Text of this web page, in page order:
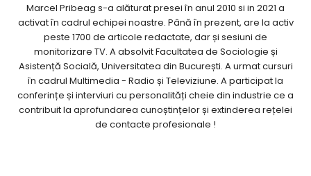
Marcel Pribeag s-a alăturat presei în anul 2010 si in 2021 a
activat în cadrul echipei noastre. Până în prezent, are la activ
peste 1700 de articole redactate, dar și sesiuni de
monitorizare TV. A absolvit Facultatea de Sociologie și
Asistență Socială, Universitatea din București. A urmat cursuri
în cadrul Multimedia - Radio și Televiziune. A participat la
conferințe și interviuri cu personalități cheie din industrie ce a
contribuit la aprofundarea cunoștințelor și extinderea rețelei
de contacte profesionale !